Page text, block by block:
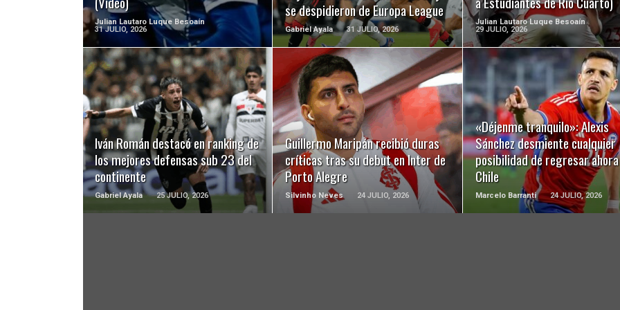
Julian Lautaro Luque Besoaín
31 JULIO, 2026
se despidieron de Europa League
Gabriel Ayala 31 JULIO, 2026
Julian Lautaro Luque Besoaín
29 JULIO, 2026
Iván Román destacó en ranking de
los mejores defensas sub 23 del
continente
Gabriel Ayala 25 JULIO, 2026
LEER MÁS
Guillermo Maripán recibió duras
críticas tras su debut en Inter de
Porto Alegre
Silvinho Neves 24 JULIO, 2026
LEER MÁS
«Déjenme tranquilo»: Alexis
Sánchez desmiente cualquier
posibilidad de regresar
Chile
Marcelo Barranti 24 JULIO, 2026
LEER MÁS